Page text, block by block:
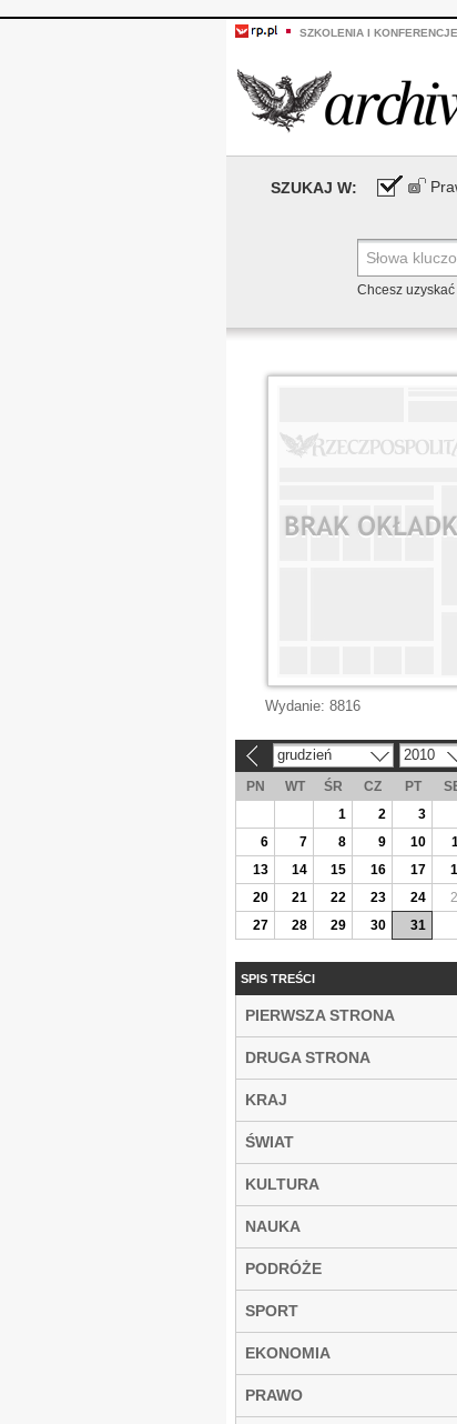
SZKOLENIA I KONFERENCJE
SZUKAJ W:
Chcesz
Wydanie: 8816
grudzień 2010
PN WT ŚR CZ PT
1
2 3
6
7 8 9 10
13
14 15 16 17
20
21 22 23 24
27
28 29 30 31
SPIS TREŚCI
PIERWSZA STRONA
DRUGA STRONA
KRAJ
ŚWIAT
KULTURA
NAUKA
PODRÓŻE
SPORT
EKONOMIA
PRAWO